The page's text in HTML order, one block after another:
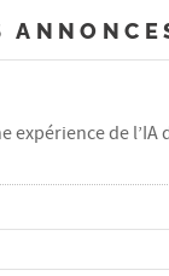
expérience de l’IA